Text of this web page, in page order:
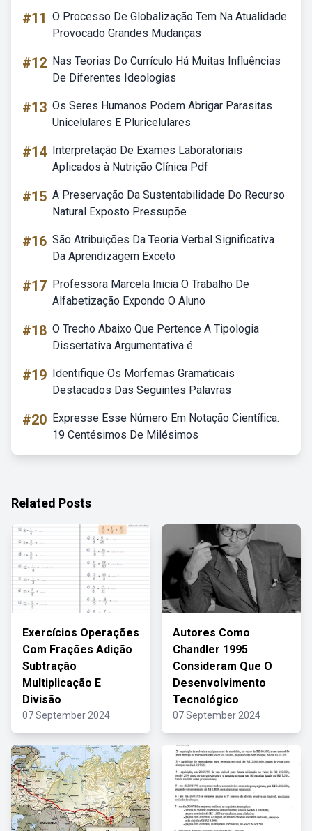
#11 O Processo De Globalização Tem Na Atualidade
Provocado Grandes Mudanças
#12 Nas Teorias Do Currículo Há Muitas Influências
De Diferentes Ideologias
#13 Os Seres Humanos Podem Abrigar Parasitas
Unicelulares E Pluricelulares
#14 Interpretação De Exames Laboratoriais
Aplicados à Nutrição Clínica Pdf
#15 A Preservação Da Sustentabilidade Do Recurso
Natural Exposto Pressupõe
#16 São Atribuições Da Teoria Verbal Significativa
Da Aprendizagem Exceto
#17 Professora Marcela Inicia O Trabalho De
Alfabetização Expondo O Aluno
#18 O Trecho Abaixo Que Pertence A Tipologia
Dissertativa Argumentativa é
#19 Identifique Os Morfemas Gramaticais
Destacados Das Seguintes Palavras
#20 Expresse Esse Número Em Notação Científica.
19 Centésimos De Milésimos
Related Posts
Exercícios Operações
Com Frações Adição
Subtração
Multiplicação E
Divisão
07 September 2024
Autores Como
Chandler 1995
Consideram Que O
Desenvolvimento
Tecnológico
07 September 2024